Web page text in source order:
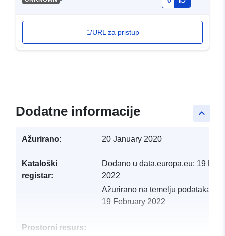
URL za pristup
keyboard_arrow_up
Dodatne informacije
Ažurirano: 20 January 2020
Kataloški
registar:
Dodano u data.europa.eu: 19
2022
Ažurirano na temelju
19 February 2022
Prostorni resurs: